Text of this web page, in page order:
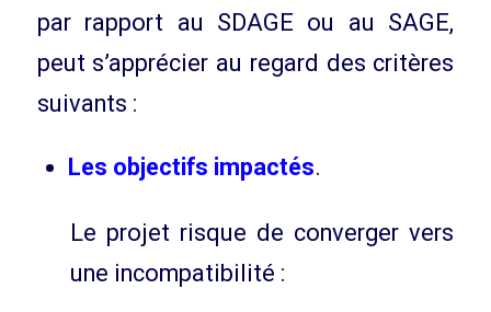
par rapport au SDAGE ou au SAGE,
peut s’apprécier au regard des critères
suivants :
Les objectifs impactés.
Le projet risque de converger vers
une incompatibilité :